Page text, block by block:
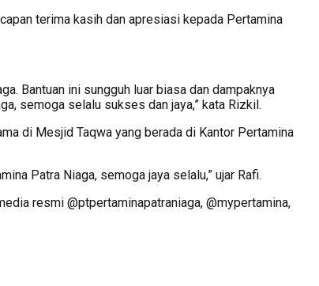
terima kasih dan apresiasi kepada Pertamina
Bantuan ini sungguh luar biasa dan dampaknya
semoga selalu sukses dan jaya,” kata Rizkil.
di Mesjid Taqwa yang berada di Kantor Pertamina
Patra Niaga, semoga jaya selalu,” ujar Rafi.
resmi @ptpertaminapatraniaga, @mypertamina,